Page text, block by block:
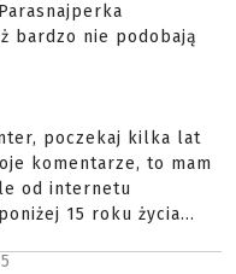
bardzo nie podobają
poczekaj kilka lat
komentarze, to mam
od internetu
15 roku życia...